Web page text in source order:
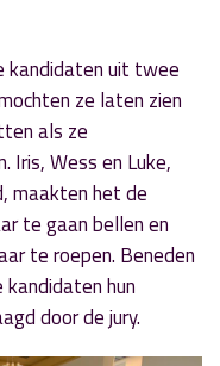
kandidaten uit twee
ze laten zien
als ze
Iris, Wess en Luke,
maakten het de
te gaan bellen en
te roepen. Beneden
hun
door de jury.